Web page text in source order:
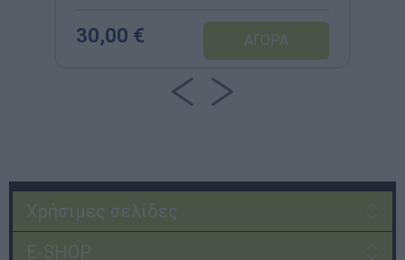
30,00 €
Χρήσιμες σελίδες
E-SHOP